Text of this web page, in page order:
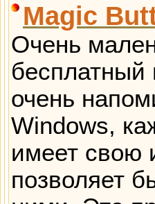
Magic
Очень
бесплатный
очень
Windows,
имеет свою
позволяет